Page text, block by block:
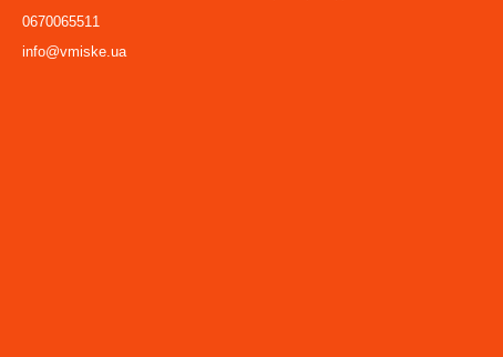
0670065511
info@vmiske.ua